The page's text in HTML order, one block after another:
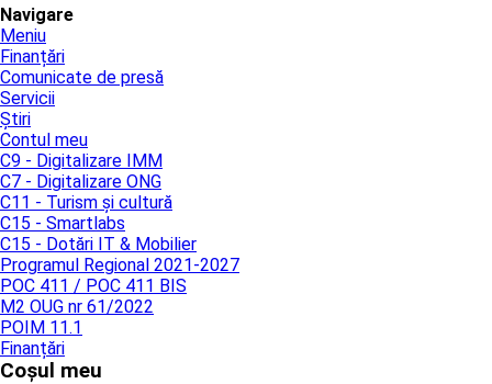
Navigare
Meniu
Finanțări
Comunicate de presă
Servicii
Știri
Contul meu
C9 - Digitalizare IMM
C7 - Digitalizare ONG
C11 - Turism și cultură
C15 - Smartlabs
C15 - Dotări IT & Mobilier
Programul Regional 2021-2027
POC 411 / POC 411 BIS
M2 OUG nr 61/2022
POIM 11.1
Finanțări
Coșul meu